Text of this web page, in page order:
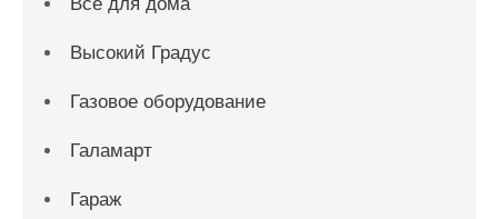
Высокий Градус
Газовое оборудование
Галамарт
Гараж